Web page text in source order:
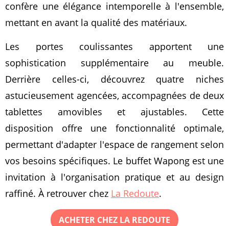
confère une élégance intemporelle à l'ensemble,
mettant en avant la qualité des matériaux.
Les portes coulissantes apportent une
sophistication supplémentaire au meuble.
Derrière celles-ci, découvrez quatre niches
astucieusement agencées, accompagnées de deux
tablettes amovibles et ajustables. Cette
disposition offre une fonctionnalité optimale,
permettant d'adapter l'espace de rangement selon
vos besoins spécifiques. Le buffet Wapong est une
invitation à l'organisation pratique et au design
raffiné. À retrouver chez La Redoute.
ACHETER CHEZ LA REDOUTE